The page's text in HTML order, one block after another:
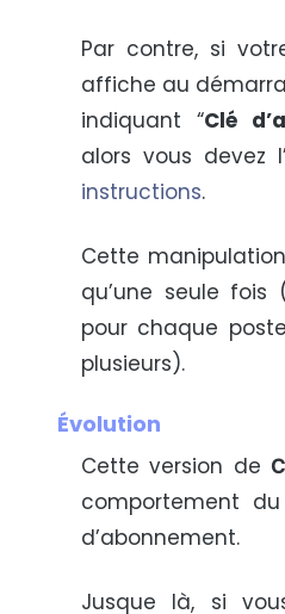
Par contre, si
affiche au
indiquant “Clé
alors vous devez
instructions.
Cette
qu’une seule
pour chaque
plusieurs).
Évolution
Cette version de
comportement
d’abonnement.
Jusque là, si